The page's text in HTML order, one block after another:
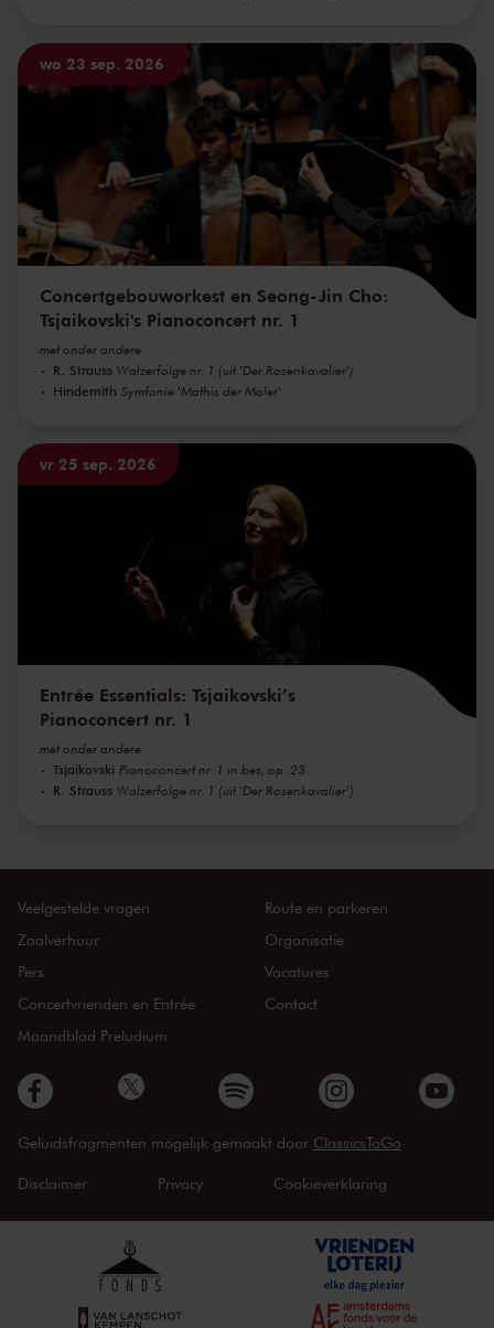
wo 23 sep. 2026
Concertgebouworkest en Seong-Jin Cho:
Tsjaikovski's Pianoconcert nr. 1
met onder andere
R. Strauss Walzerfolge nr. 1 (uit 'Der Rosenkavalier')
Hindemith Symfonie 'Mathis der Maler'
vr 25 sep. 2026
Entrée Essentials: Tsjaikovski’s
Pianoconcert nr. 1
met onder andere
Tsjaikovski Pianoconcert nr. 1 in bes, op. 23
R. Strauss Walzerfolge nr. 1 (uit 'Der Rosenkavalier')
Veelgestelde vragen
Zaalverhuur
Pers
Concertvrienden en Entrée
Maandblad Preludium
Route en parkeren
Organisatie
Vacatures
Contact
Geluidsfragmenten mogelijk gemaakt door ClassicsToGo
Disclaimer Privacy Cookieverklaring